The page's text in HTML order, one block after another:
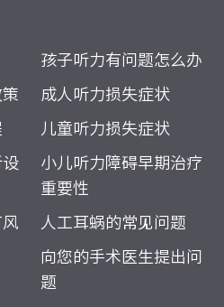
孩子听力有问题怎么办
成人听力损失症状
儿童听力损失症状
小儿听力障碍早期治疗
重要性
人工耳蜗的常见问题
向您的手术医生提出问
题